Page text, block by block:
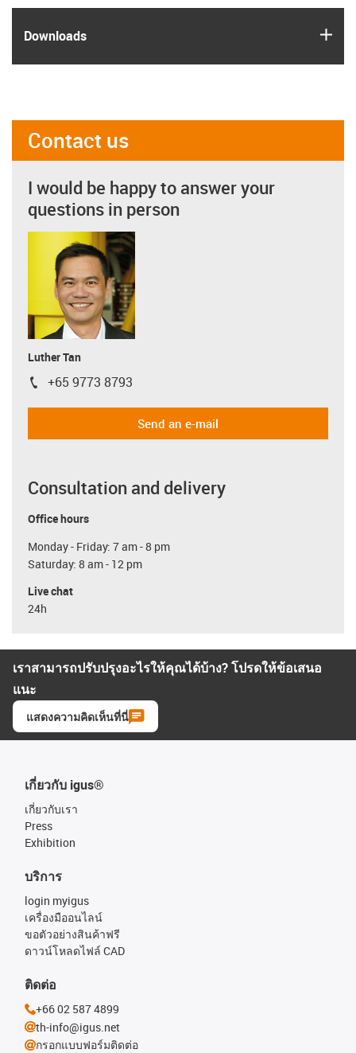
Downloads
Contact us
I would be happy to answer your
questions in person
Luther Tan
igus-icon-phone
+65 9773 8793
Send an e-mail
Consultation and delivery
Office hours
Monday - Friday: 7 am - 8 pm
Saturday: 8 am - 12 pm
Live chat
24h
เราสามารถปรับปรุงอะไรให้คุณได้บ้าง? โปรดให้ข้อเสนอ
แนะ
แสดงความคิดเห็นที่นี่
เกี่ยวกับ igus®
เกี่ยวกับเรา
Press
Exhibition
บริการ
login myigus
เครื่องมืออนไลน์
ขอตัวอย่างสินค้าฟรี
ดาวน์โหลดไฟล์ CAD
ติดต่อ
+66 02 587 4899
th-info@igus.net
กรอกแบบฟอร์มติดต่อ